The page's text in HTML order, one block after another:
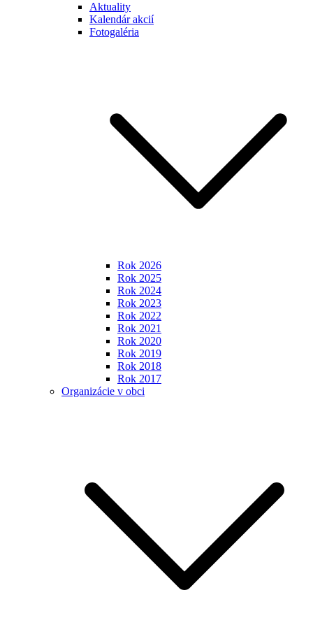
Aktuality
Kalendár akcií
Fotogaléria
Rok 2026
Rok 2025
Rok 2024
Rok 2023
Rok 2022
Rok 2021
Rok 2020
Rok 2019
Rok 2018
Rok 2017
Organizácie v obci